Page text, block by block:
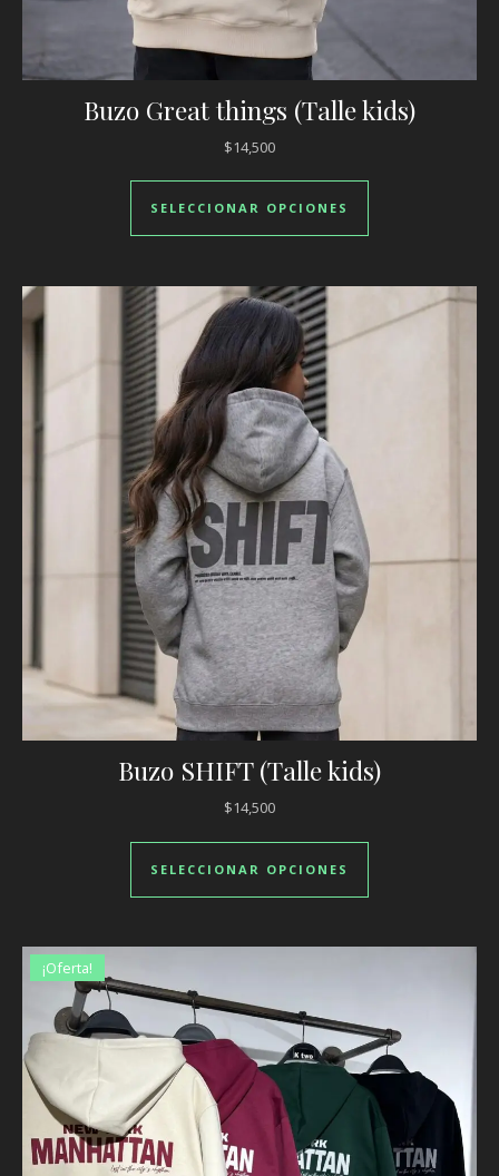
Buzo Great things (Talle kids)
$14,500
SELECCIONAR OPCIONES
Este producto
Buzo SHIFT (Talle kids)
$14,500
SELECCIONAR OPCIONES
Este producto
¡Oferta!